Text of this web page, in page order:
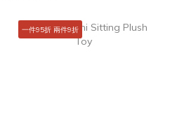
一件95折 兩件9折